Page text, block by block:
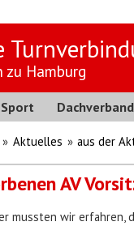
zu Hamburg
Sport Dachverband
» Aktuelles » aus der
AV
mussten wir erfahren,